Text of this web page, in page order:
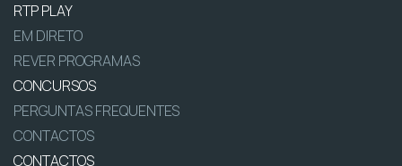
RTP PLAY
EM DIRETO
REVER PROGRAMAS
CONCURSOS
PERGUNTAS FREQUENTES
CONTACTOS
CONTACTOS